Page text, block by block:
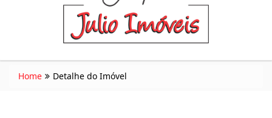
Home Detalhe do Imóvel